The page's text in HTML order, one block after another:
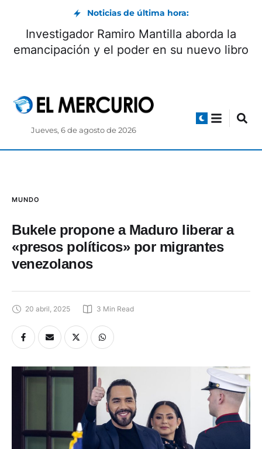
Noticias de última hora:
forestal consume más de tres
de bosque de pino en Tutupali
Jueves, 6 de agosto de 2026
MUNDO
Bukele propone a Maduro liberar a
«presos políticos» por migrantes
venezolanos
20 abril, 2025 3 Min Read